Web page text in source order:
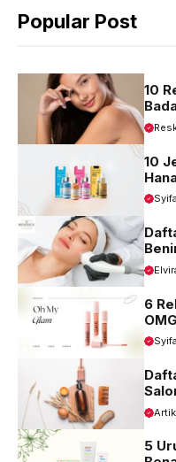
o
A
p
r
m
Popular Post
10
10
Kulit
6
5